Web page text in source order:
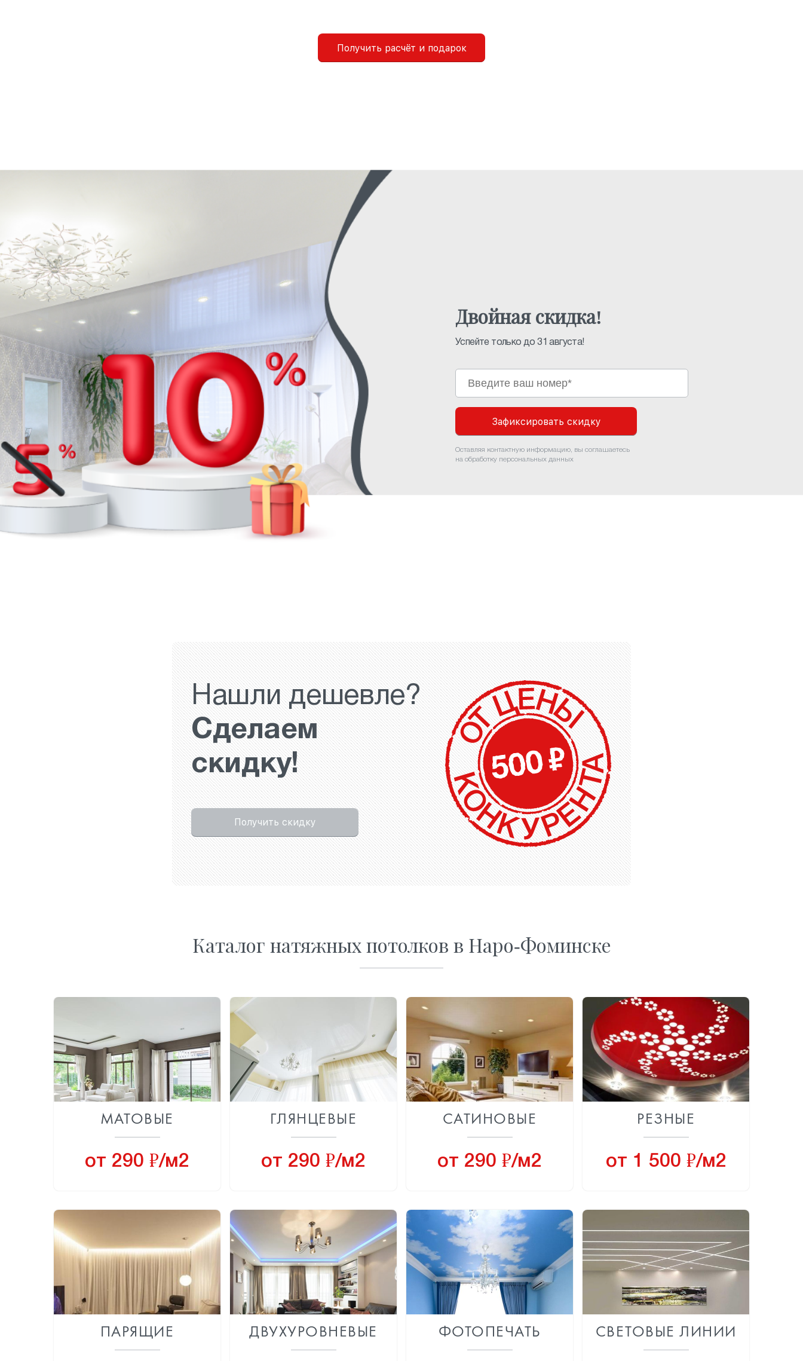
Получить расчёт и подарок
Двойная скидка!
Успейте только до 31 августа!
Зафиксировать скидку
Оставляя контактную информацию, вы соглашаетесь
на обработку персональных данных
Нашли дешевле?
Сделаем
скидку!
Получить скидку
Каталог натяжных потолков в Наро-Фоминске
МАТОВЫЕ
от 290 8/м2
ГЛЯНЦЕВЫЕ
от 290 8/м2
САТИНОВЫЕ
от 290 8/м2
РЕЗНЫЕ
от 1 500 8/м2
ПАРЯЩИЕ ДВУХУРОВНЕВЫЕ ФОТОПЕЧАТЬ СВЕТОВЫЕ ЛИНИИ